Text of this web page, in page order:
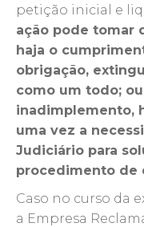
petição inicial e
ação pode tomar
haja o
obrigação,
como um todo;
inadimplemento,
uma vez a
Judiciário para
procedimento de
Caso no curso da
a Empresa